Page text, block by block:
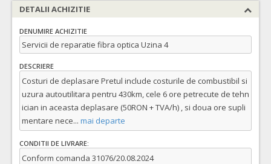
DETALII ACHIZITIE
DENUMIRE ACHIZITIE
Servicii de reparatie fibra optica Uzina 4
DESCRIERE
Costuri de deplasare Pretul include costurile de combustibil si
uzura autoutilitara pentru 430km, cele 6 ore petrecute de tehn
ician in aceasta deplasare (50RON + TVA/h) , si doua ore supli
mentare nece... mai departe
CONDITII DE LIVRARE:
Conform comanda 31076/20.08.2024